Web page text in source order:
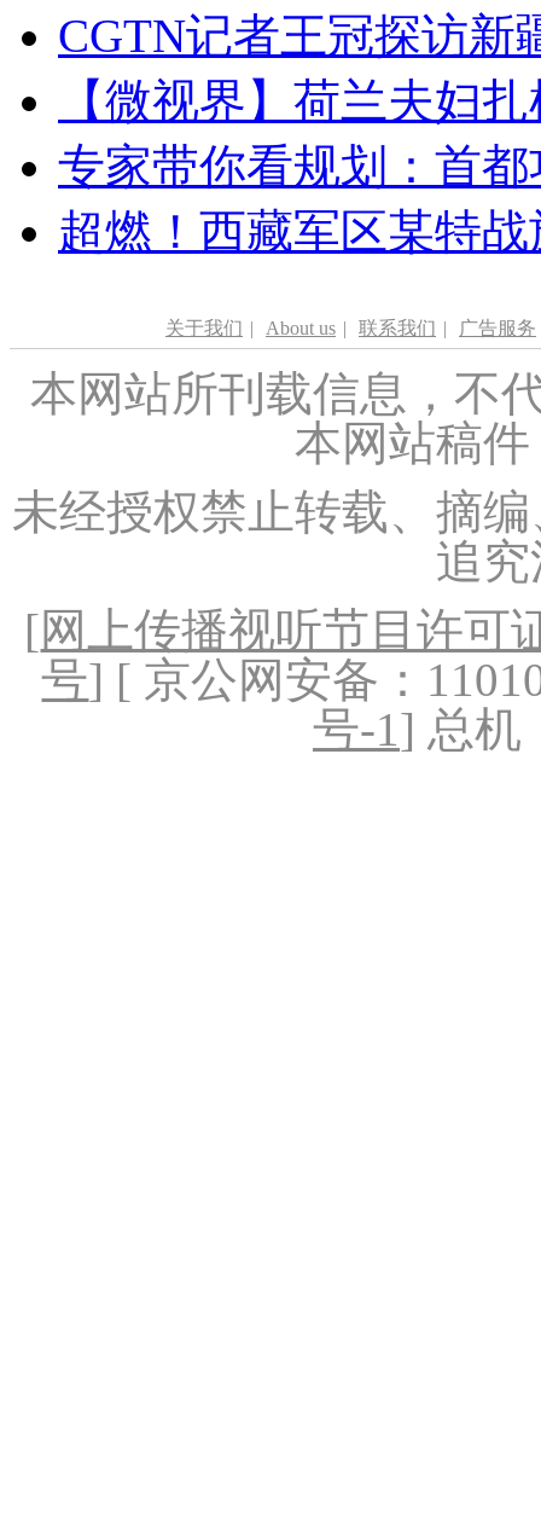
CGTN记者王冠探访新
【微视界】荷兰夫妇
专家带你看规划：首
超燃！西藏军区某特
关于我们 | About us | 联系我们 | 广告服务
本网站所刊载信息，不
本网站稿
未经授权禁止转载、摘
追
[网上传播视听节目许可
号] [ 京公网安备：
号-1] 总机